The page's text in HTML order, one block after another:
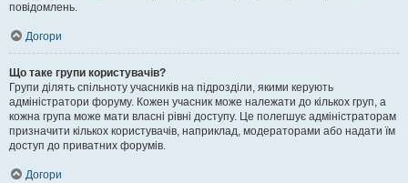
повідомлень.
Догори
Що таке групи користувачів?
Групи ділять спільноту учасників на підрозділи, якими керують
адміністратори форуму. Кожен учасник може належати до кількох груп, а
кожна група може мати власні рівні доступу. Це полегшує адміністраторам
призначити кількох користувачів, наприклад, модераторами або надати їм
доступ до приватних форумів.
Догори